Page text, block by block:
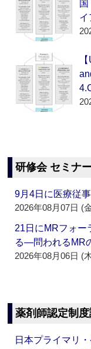
研修会 セミナ
9月4日に医療従
2026年08月07日 (
21日にMRフォー
る―問われるMR
2026年08月06日 (
薬剤師認定制
日本プライマリ